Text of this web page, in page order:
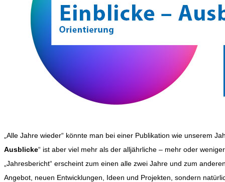
„Alle Jahre wieder“ könnte man bei einer Publikation wie unserem
Ausblicke“ ist aber viel mehr als der alljährliche – mehr oder
„Jahresbericht“ erscheint zum einen alle zwei Jahre und zum
Angebot, neuen Entwicklungen, Ideen und Projekten, sondern